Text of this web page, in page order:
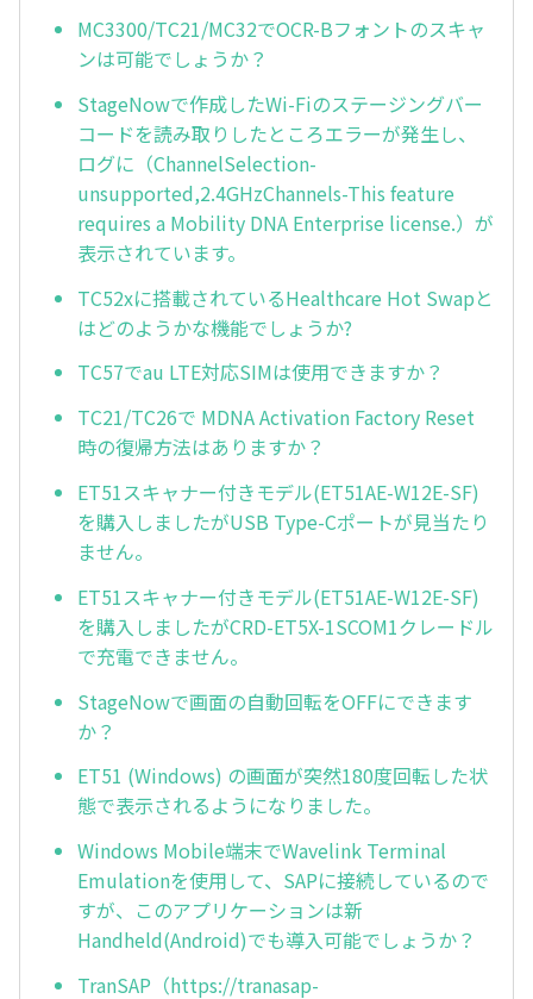
MC3300/TC21/MC32でOCR-Bフォントのスキャ
ンは可能でしょうか？
StageNowで作成したWi-Fiのステージングバー
コードを読み取りしたところエラーが発生し、
ログに（ChannelSelection-
unsupported,2.4GHzChannels-This feature
requires a Mobility DNA Enterprise license.）が
表示されています。
TC52xに搭載されているHealthcare Hot Swapと
はどのようかな機能でしょうか?
TC57でau LTE対応SIMは使用できますか？
TC21/TC26で MDNA Activation Factory Reset
時の復帰方法はありますか？
ET51スキャナー付きモデル(ET51AE-W12E-SF)
を購入しましたがUSB Type-Cポートが見当たり
ません。
ET51スキャナー付きモデル(ET51AE-W12E-SF)
を購入しましたがCRD-ET5X-1SCOM1クレードル
で充電できません。
StageNowで画面の自動回転をOFFにできます
か？
ET51 (Windows) の画面が突然180度回転した状
態で表示されるようになりました。
Windows Mobile端末でWavelink Terminal
Emulationを使用して、SAPに接続しているので
すが、このアプリケーションは新
Handheld(Android)でも導入可能でしょうか？
TranSAP（https://tranasap-